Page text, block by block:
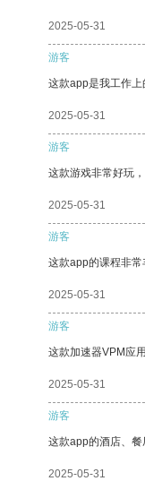
2025-05-31
游客
这款app是我工作上
2025-05-31
游客
这款游戏非常好玩
2025-05-31
游客
这款app的课程非常
2025-05-31
游客
这款加速器VPM应
2025-05-31
游客
这款app的酒店、餐
2025-05-31